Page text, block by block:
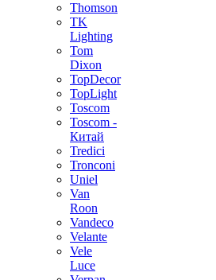
Thomson
TK
Lighting
Tom
Dixon
TopDecor
TopLight
Toscom
Toscom -
Китай
Tredici
Tronconi
Uniel
Van
Roon
Vandeco
Velante
Vele
Luce